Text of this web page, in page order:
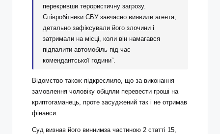
перекривши терористичну загрозу.
Співробітники СБУ завчасно виявили агента,
детально зафіксували його злочини і
затримали на місці, коли він намагався
підпалити автомобіль під час
комендантської години”.
Відомство також підкреслило, що за виконання
замовлення чоловіку обіцяли перевести гроші на
криптогаманець, проте засуджений так і не отримав
фінанси.
Суд визнав його виннимза частиною 2 статті 15,